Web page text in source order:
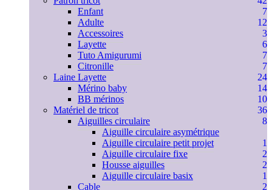
Enfant
7
Adulte
12
Accessoires
3
Layette
6
Tuto Amigurumi
7
Citronille
7
Laine Layette
24
Mérino baby
14
BB mérinos
10
Matériel de tricot
36
Aiguilles circulaire
8
Aiguille circulaire asymétrique
Aiguille circulaire petit projet
1
Aiguille circulaire fixe
2
Housse aiguilles
2
Aiguille circulaire basix
1
Cable
2